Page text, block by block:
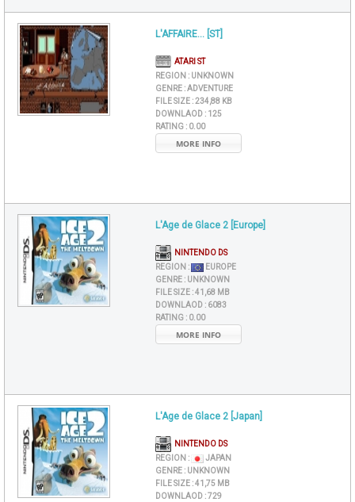
L'AFFAIRE... [ST]
ATARI ST
REGION : UNKNOWN
GENRE :ADVENTURE
FILE SIZE :234,88 KB
DOWNLAOD : 125
RATING : 0.00
MORE INFO
L'Age de Glace 2 [Europe]
NINTENDO DS
REGION :
EUROPE
GENRE : UNKNOWN
FILE SIZE :41,68 MB
DOWNLAOD : 6083
RATING : 0.00
MORE INFO
L'Age de Glace 2 [Japan]
NINTENDO DS
REGION :
JAPAN
GENRE : UNKNOWN
FILE SIZE :41,75 MB
DOWNLAOD :729